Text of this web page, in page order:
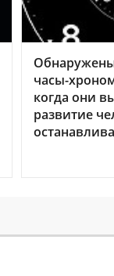
часы-
когда они
развитие